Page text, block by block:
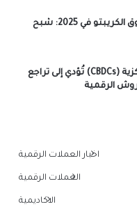
الاحتيال والاختراقات تُزعزع الثقة في سوق الكريبتو في 2025: شبح
منافسة العملات الرقمية للبنوك المركزية (CBDCs) تُؤدي إلى تراجع
اخبار العملات الرقمية
العملات الرقمية
الاكاديمية